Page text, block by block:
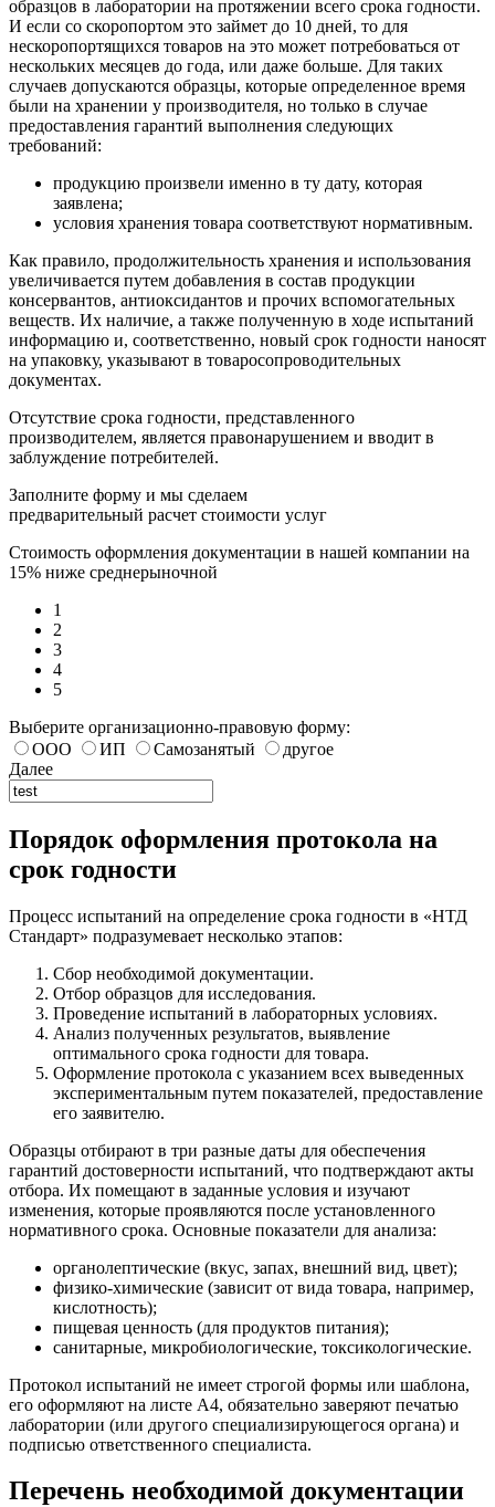
образцов в лаборатории на протяжении всего срока годности.
И если со скоропортом это займет до 10 дней, то для
нескоропортящихся товаров на это может потребоваться от
нескольких месяцев до года, или даже больше. Для таких
случаев допускаются образцы, которые определенное время
были на хранении у производителя, но только в случае
предоставления гарантий выполнения следующих
требований:
продукцию произвели именно в ту дату, которая
заявлена;
условия хранения товара соответствуют нормативным.
Как правило, продолжительность хранения и использования
увеличивается путем добавления в состав продукции
консервантов, антиоксидантов и прочих вспомогательных
веществ. Их наличие, а также полученную в ходе испытаний
информацию и, соответственно, новый срок годности наносят
на упаковку, указывают в товаросопроводительных
документах.
Отсутствие срока годности, представленного
производителем, является правонарушением и вводит в
заблуждение потребителей.
Заполните форму и мы сделаем
предварительный расчет стоимости услуг
Стоимость оформления документации в нашей компании на
15% ниже среднерыночной
1
2
3
4
5
Выберите организационно-правовую форму:
ООО
ИП Самозанятый
другое
Далее
Порядок оформления протокола на
срок годности
Процесс испытаний на определение срока годности в «НТД
Стандарт» подразумевает несколько этапов:
Сбор необходимой документации.
Отбор образцов для исследования.
Проведение испытаний в лабораторных условиях.
Анализ полученных результатов, выявление
оптимального срока годности для товара.
Оформление протокола с указанием всех выведенных
экспериментальным путем показателей, предоставление
его заявителю.
Образцы отбирают в три разные даты для обеспечения
гарантий достоверности испытаний, что подтверждают акты
отбора. Их помещают в заданные условия и изучают
изменения, которые проявляются после установленного
нормативного срока. Основные показатели для анализа:
органолептические (вкус, запах, внешний вид, цвет);
физико-химические (зависит от вида товара, например,
кислотность);
пищевая ценность (для продуктов питания);
санитарные, микробиологические, токсикологические.
Протокол испытаний не имеет строгой формы или шаблона,
его оформляют на листе А4, обязательно заверяют печатью
лаборатории (или другого специализирующегося органа) и
подписью ответственного специалиста.
Перечень необходимой документации